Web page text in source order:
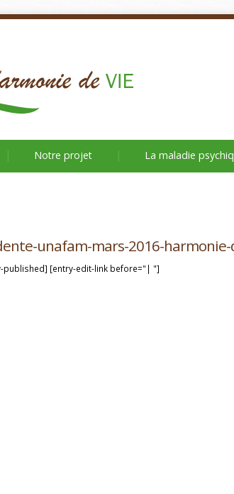
Notre projet La maladie
unafam-mars-2016-harmonie-
published] [entry-edit-link before="| "]